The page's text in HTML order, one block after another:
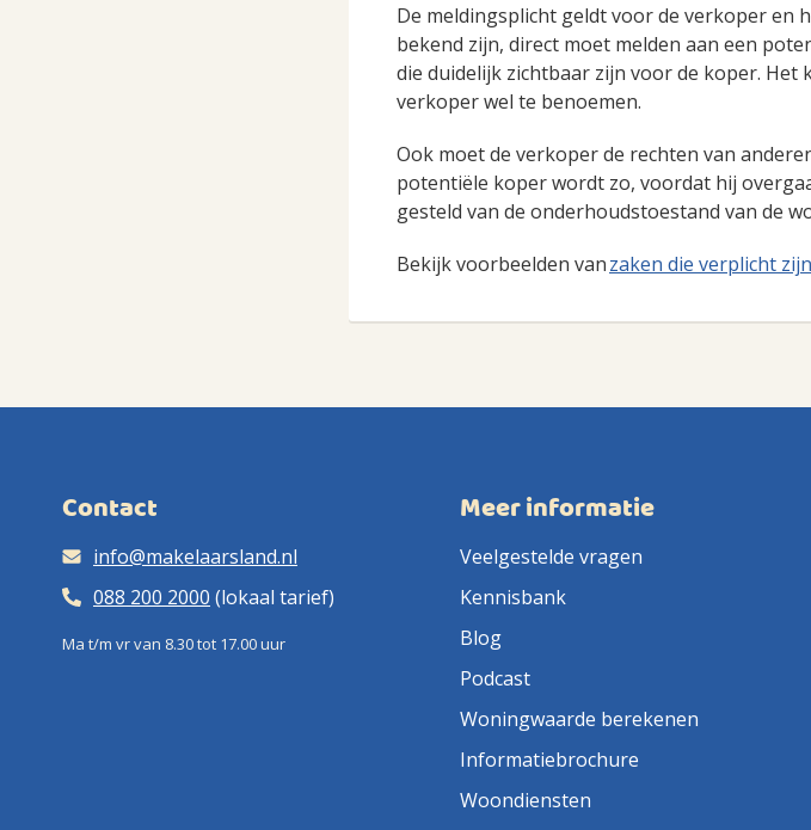
De meldingsplicht geldt voor de verkoper en
bekend zijn, direct moet melden aan een
die duidelijk zichtbaar zijn voor de koper.
verkoper wel te benoemen.
Ook moet de verkoper de rechten van
potentiële koper wordt zo, voordat hij
gesteld van de onderhoudstoestand van de
Bekijk voorbeelden vanzaken die verplicht
Contact
info@makelaarsland.nl
088 200 2000 (lokaal tarief)
Ma t/m vr van 8.30 tot 17.00 uur
Meer informatie
Veelgestelde vragen
Kennisbank
Blog
Podcast
Woningwaarde berekenen
Informatiebrochure
Woondiensten